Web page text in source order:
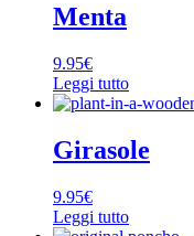
Menta
9.95€
Leggi tutto
Girasole
9.95€
Leggi tutto